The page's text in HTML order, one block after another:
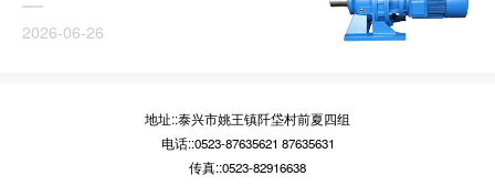
2026-06-26
地址::泰兴市姚王镇阡垈村前夏四组
电话::0523-87635621 87635631
传真::0523-82916638